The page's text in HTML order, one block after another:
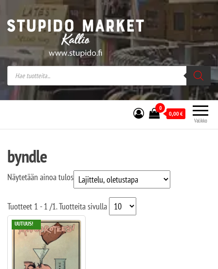
Stupido Market – verkossa ja kivijalassa
Stupido Market on vaihtoehtomusaan
erikoistunut verkko- sekä
kivijalkakauppa Helsingissä Kallion
sydämessä.
Valikko
0
0,00€
byndle
Näytetään ainoa tulos
Tuotteet 1 - 1 /1. Tuotteita sivulla
UUTUUS!